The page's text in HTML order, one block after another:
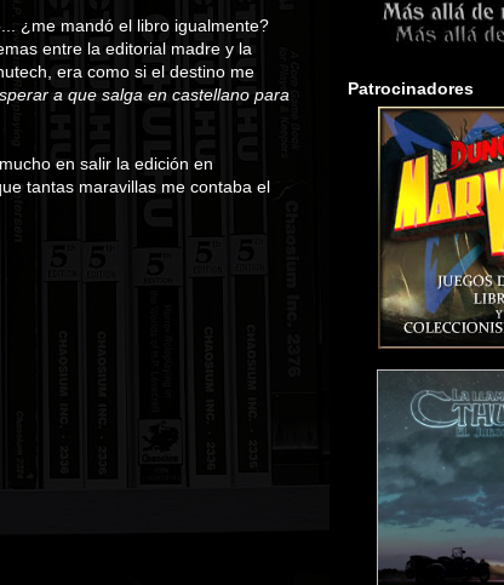
¿me mandó el libro igualmente?
entre la editorial madre y la
era como si el destino me
a que salga en castellano para
en salir la edición en
tantas maravillas me contaba el
Patrocinadores